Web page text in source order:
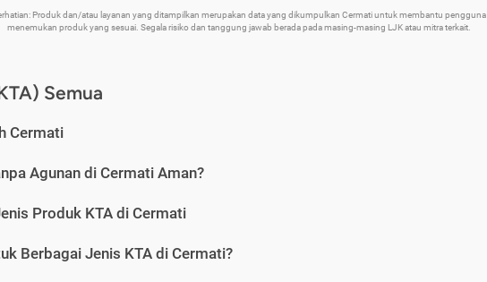
Produk dan/atau layanan yang ditampilkan merupakan data yang dikumpulkan Cermati untuk membantu pengguna
menemukan produk yang sesuai. Segala risiko dan tanggung jawab berada pada masing-masing LJK atau mitra terkait.
Semua
Cermati
Agunan di Cermati Aman?
Produk KTA di Cermati
Berbagai Jenis KTA di Cermati?